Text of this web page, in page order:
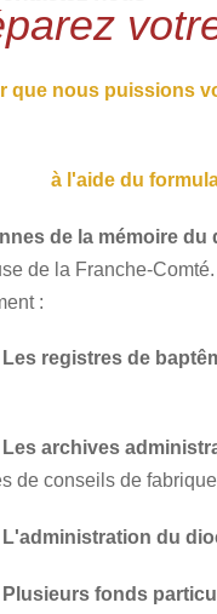
que nous puissions
à l'aide du
de la mémoire du
de la Franche-
:
Les registres de
Les archives
de conseils de
L'administration du
Plusieurs fonds